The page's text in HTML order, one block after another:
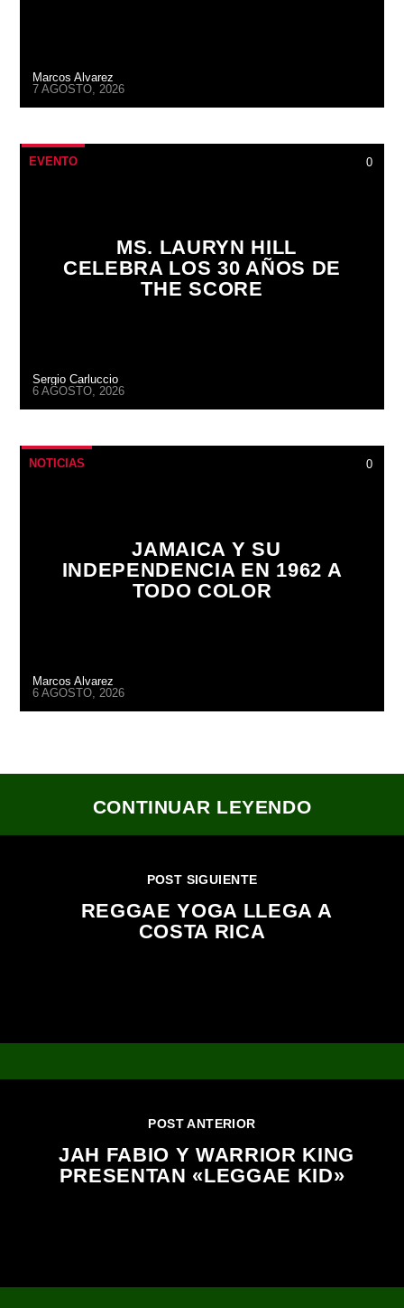
Marcos Alvarez
7 AGOSTO, 2026
EVENTO 0
MS. LAURYN HILL
CELEBRA LOS 30 AÑOS DE
THE SCORE
Sergio Carluccio
6 AGOSTO, 2026
NOTICIAS 0
JAMAICA Y SU
INDEPENDENCIA EN 1962 A
TODO COLOR
Marcos Alvarez
6 AGOSTO, 2026
CONTINUAR LEYENDO
POST SIGUIENTE
REGGAE YOGA LLEGA A
COSTA RICA
POST ANTERIOR
JAH FABIO Y WARRIOR KING
PRESENTAN «LEGGAE KID»